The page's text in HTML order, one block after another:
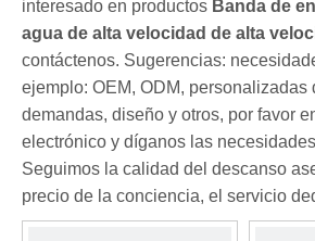
interesado en productos Banda de
agua de alta velocidad de alta
contáctenos. Sugerencias:
ejemplo: OEM, ODM, personalizadas
demandas, diseño y otros, por favor
electrónico y díganos las
Seguimos la calidad del descanso
precio de la conciencia, el servicio